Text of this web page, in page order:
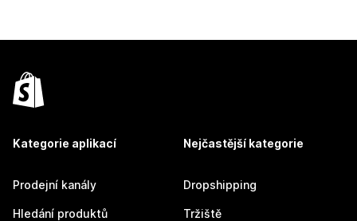
Kategorie aplikací
Prodejní kanály
Hledání produktů
Nejčastější kategorie
Dropshipping
Tržiště